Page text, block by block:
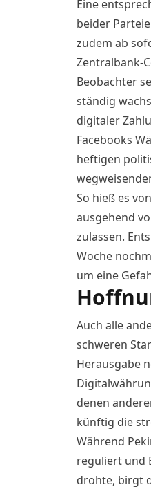
Eine
beider
zudem ab
Zentralbank-
Beobachter
ständig
digitaler
Facebooks
heftigen
So hieß es
ausgehend
zulassen.
Woche
um eine
Auch alle
schweren
Herausgabe
denen
künftig die
Während
reguliert und
drohte, birgt